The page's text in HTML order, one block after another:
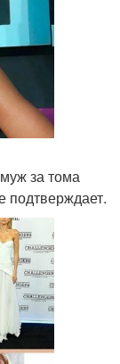
за тома
подтверждает.